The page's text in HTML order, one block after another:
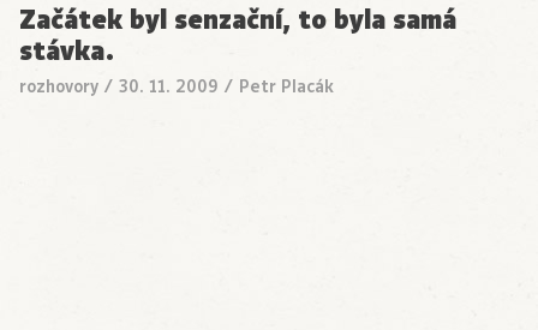
Začátek byl senzační, to byla samá
stávka.
rozhovory / 30. 11. 2009 / Petr Placák